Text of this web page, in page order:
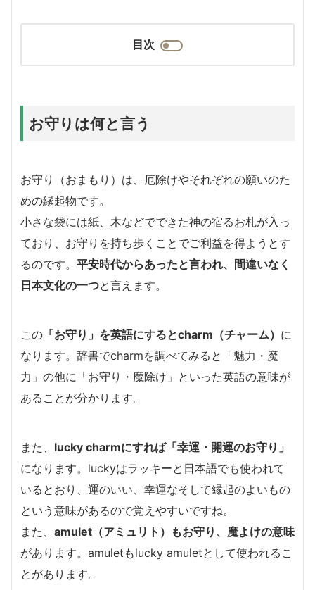
目次
お守りは何と言う
お守り（おまもり）は、厄除けやそれぞれの願いのた
めの縁起物です。
小さな袋には紙、木などでできた神の宿るお札が入っ
ており、お守りを持ち歩くことでご利益を得ようとす
るのです。 平安時代からあったと言われ、間違いなく
日本文化の一つと言えます。
この 「お守り」を英語にするとcharm（チャーム） に
なります。辞書でcharmを調べてみると「魅力・魔
力」の他に「お守り・魔除け」といった英語の意味が
あることが分かります。
また、 lucky charmにすれば「幸運・開運のお守り」
になります。luckyはラッキーと日本語でも使われて
いるとおり、運のいい、幸運なそして縁起のよいもの
という意味があるので覚えやすいですね。
また、 amulet（アミュリト）もお守り、魔よけの意味
があります。amuletもlucky amuletとして使われるこ
とがあります。